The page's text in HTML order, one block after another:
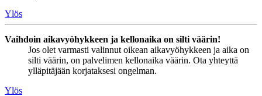
Ylös
Vaihdoin aikavyöhykkeen ja kellonaika on silti väärin!
Jos olet varmasti valinnut oikean aikavyöhykkeen ja aika on
silti väärin, on palvelimen kellonaika väärin. Ota yhteyttä
ylläpitäjään korjataksesi ongelman.
Ylös